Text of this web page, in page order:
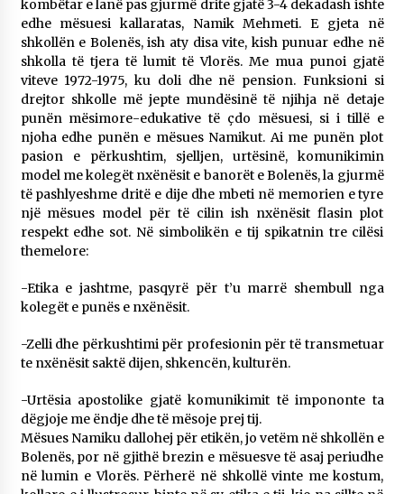
kombëtar e lanë pas gjurmë drite gjatë 3-4 dekadash ishte
edhe mësuesi kallaratas, Namik Mehmeti. E gjeta në
shkollën e Bolenës, ish aty disa vite, kish punuar edhe në
shkolla të tjera të lumit të Vlorës. Me mua punoi gjatë
viteve 1972-1975, ku doli dhe në pension. Funksioni si
drejtor shkolle më jepte mundësinë të njihja në detaje
punën mësimore-edukative të çdo mësuesi, si i tillë e
njoha edhe punën e mësues Namikut. Ai me punën plot
pasion e përkushtim, sjelljen, urtësinë, komunikimin
model me kolegët nxënësit e banorët e Bolenës, la gjurmë
të pashlyeshme dritë e dije dhe mbeti në memorien e tyre
një mësues model për të cilin ish nxënësit flasin plot
respekt edhe sot. Në simbolikën e tij spikatnin tre cilësi
themelore:
-Etika e jashtme, pasqyrë për t’u marrë shembull nga
kolegët e punës e nxënësit.
-Zelli dhe përkushtimi për profesionin për të transmetuar
te nxënësit saktë dijen, shkencën, kulturën.
-Urtësia apostolike gjatë komunikimit të impononte ta
dëgjoje me ëndje dhe të mësoje prej tij.
Mësues Namiku dallohej për etikën, jo vetëm në shkollën e
Bolenës, por në gjithë brezin e mësuesve të asaj periudhe
në lumin e Vlorës. Përherë në shkollë vinte me kostum,